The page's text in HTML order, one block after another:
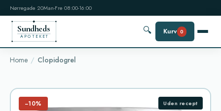
Nørregade 20Man-Fre 08:00-16:00
Sundheds
APOTEKET
🔍 Kurv 0
Home Clopidogrel
−10% Uden recept